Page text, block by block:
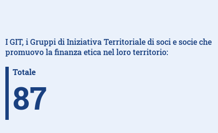
I GIT, i Gruppi di Iniziativa Territoriale di soci e socie che
promuovo la finanza etica nel loro territorio:
Totale
87